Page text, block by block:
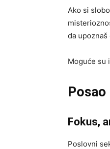
Ako si
da
Moguće su
Posao
Fokus,
Poslovni